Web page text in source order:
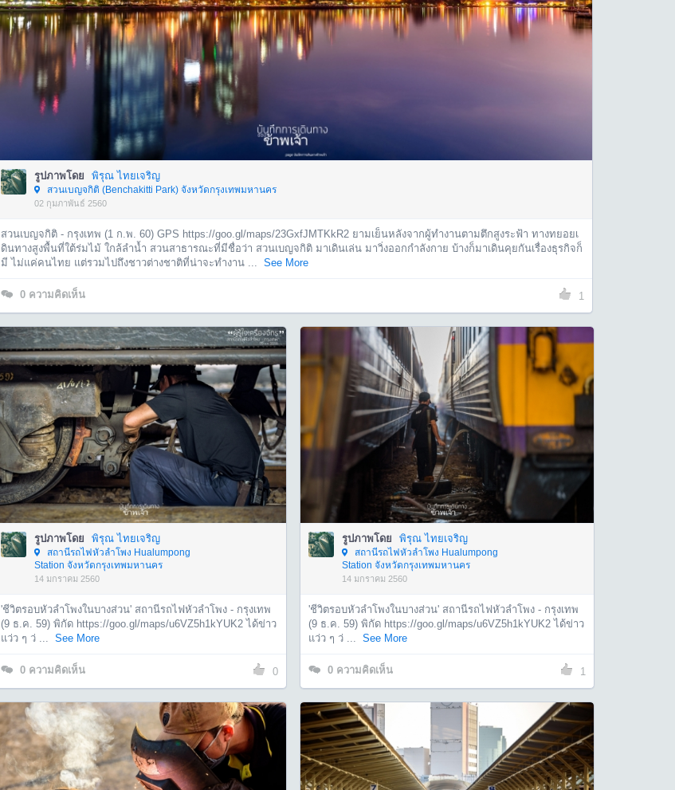
รูปภาพโดย พิรุณ ไทยเจริญ
สวนเบญจกิติ (Benchakitti Park) จังหวัดกรุงเทพมหานคร
02 กุมภาพันธ์ 2560
สวนเบญจกิติ - กรุงเทพ (1 ก.พ. 60) GPS https://goo.gl/maps/23GxfJMTKkR2 ยามเย็นหลังจากผู้ทำงานตามตึกสูงระฟ้า ทางทยอยเ
ดินทางสูงพื้นที่ใต้ร่มไม้ ใกล้ลำน้ำ สวนสาธารณะที่มีชื่อว่า สวนเบญจกิติ มาเดินเล่น มาวิ่งออกกำลังกาย บ้างก็มาเดินคุยกันเรื่องธุรกิจก็
มี ไม่แค่คนไทย แต่รวมไปถึงชาวต่างชาติที่น่าจะทำงาน ... See More
0 ความคิดเห็น 1
รูปภาพโดย พิรุณ ไทยเจริญ
สถานีรถไฟหัวลำโพง Hualumpong
Station จังหวัดกรุงเทพมหานคร
14 มกราคม 2560
'ชีวิตรอบหัวลำโพงในบางส่วน' สถานีรถไฟหัวลำโพง - กรุงเทพ
(9 ธ.ค. 59) พิกัด https://goo.gl/maps/u6VZ5h1kYUK2 ได้ข่าว
แว่ว ๆ ว่ ... See More
0 ความคิดเห็น 0
รูปภาพโดย พิรุณ ไทยเจริญ
สถานีรถไฟหัวลำโพง Hualumpong
Station จังหวัดกรุงเทพมหานคร
14 มกราคม 2560
'ชีวิตรอบหัวลำโพงในบางส่วน' สถานีรถไฟหัวลำโพง - กรุงเทพ
(9 ธ.ค. 59) พิกัด https://goo.gl/maps/u6VZ5h1kYUK2 ได้ข่าว
แว่ว ๆ ว่ ... See More
0 ความคิดเห็น 1